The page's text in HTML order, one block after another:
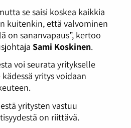
se saisi koskea kaikkia
kuitenkin, että valvominen
on sananvapaus”, kertoo
Sami Koskinen.
voi seurata yritykselle
yritys voidaan
yritysten vastuu
on riittävä.